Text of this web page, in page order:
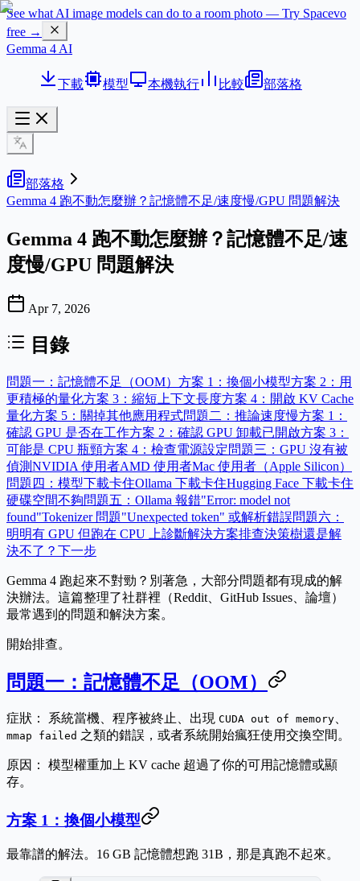
See what AI image models can do to a room photo — Try Spacevo
free →
Gemma 4 AI
下載 模型 本機執行 比較 部落格
部落格
Gemma 4 跑不動怎麼辦？記憶體不足/速度慢/GPU 問題解決
Gemma 4 跑不動怎麼辦？記憶體不足/速
度慢/GPU 問題解決
Apr 7, 2026
目錄
問題一：記憶體不足（OOM） 方案 1：換個小模型方案 2：用
更積極的量化方案 3：縮短上下文長度方案 4：開啟 KV Cache
量化方案 5：關掉其他應用程式問題二：推論速度慢方案 1：
確認 GPU 是否在工作方案 2：確認 GPU 卸載已開啟方案 3：
可能是 CPU 瓶頸方案 4：檢查電源設定問題三：GPU 沒有被
偵測NVIDIA 使用者AMD 使用者Mac 使用者（Apple Silicon）
問題四：模型下載卡住Ollama 下載卡住Hugging Face 下載卡住
硬碟空間不夠問題五：Ollama 報錯"Error: model not
found"Tokenizer 問題"Unexpected token" 或解析錯誤問題六：
明明有 GPU 但跑在 CPU 上診斷解決方案排查決策樹還是解
決不了？ 下一步
Gemma 4 跑起來不對勁？別著急，大部分問題都有現成的解
決辦法。這篇整理了社群裡（Reddit、GitHub Issues、論壇）
最常遇到的問題和解決方案。
開始排查。
問題一：記憶體不足（OOM）
症狀： 系統當機、程序被終止、出現 CUDA out of memory、
mmap failed 之類的錯誤，或者系統開始瘋狂使用交換空間。
原因：
模型權重加上 KV cache 超過了你的可用記憶體或顯
存。
方案 1：換個小模型
最靠譜的解法。16 GB 記憶體想跑 31B，那是真跑不起來。